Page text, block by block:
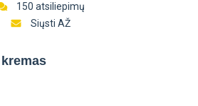
150 atsiliepimų
Siųsti AŽ